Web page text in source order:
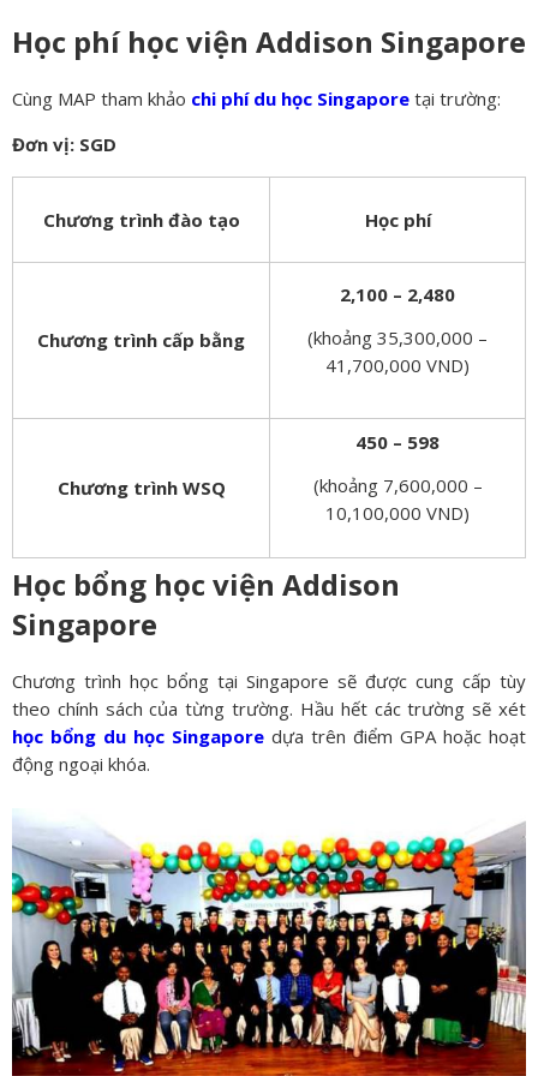
Học phí học viện Addison Singapore
Cùng MAP tham khảo chi phí du học Singapore tại trường:
Đơn vị: SGD
Chương trình đào tạo Học phí
Chương trình cấp bằng
2,100 – 2,480
(khoảng 35,300,000 –
41,700,000 VND)
Chương trình WSQ
450 – 598
(khoảng 7,600,000 –
10,100,000 VND)
Học bổng học viện Addison
Singapore
Chương trình học bổng tại Singapore sẽ được cung cấp tùy
theo chính sách của từng trường. Hầu hết các trường sẽ xét
học bổng du học Singapore dựa trên điểm GPA hoặc hoạt
động ngoại khóa.